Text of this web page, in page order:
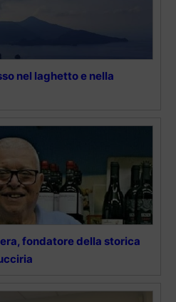
nel laghetto e nella
fondatore della storica